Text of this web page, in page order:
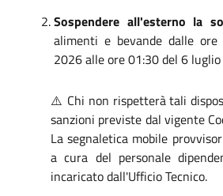
Sospendere all'esterno la
alimenti e bevande dalle
2026 alle ore 01:30 del 6
⚠️ Chi non rispetterà tali
sanzioni previste dal vigente
La segnaletica mobile
a cura del personale
incaricato dall'Ufficio Tecnico.